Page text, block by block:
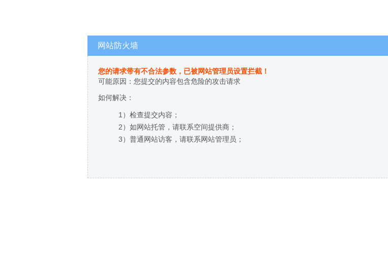
网站防火墙
您的请求带有不合法参数，已被网站管理员设置拦截！
可能原因：您提交的内容包含危险的攻击请求
如何解决：
1）检查提交内容；
2）如网站托管，请联系空间提供商；
3）普通网站访客，请联系网站管理员；